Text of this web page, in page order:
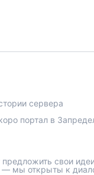
сервера
портал в
свои
— мы открыты к